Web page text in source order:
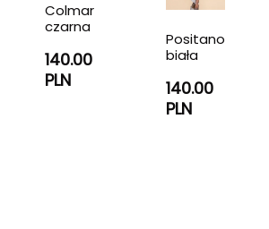
Colmar
czarna
140.00
PLN
Positano
biała
140.00
PLN